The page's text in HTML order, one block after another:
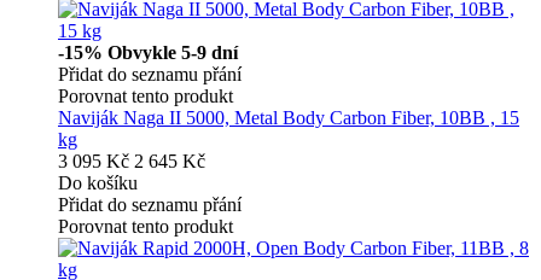
-15% Obvykle 5-9 dní
Přidat do seznamu přání
Porovnat tento produkt
Naviják Naga II 5000, Metal Body Carbon Fiber, 10BB , 15
kg
3 095 Kč 2 645 Kč
Do košíku
Přidat do seznamu přání
Porovnat tento produkt